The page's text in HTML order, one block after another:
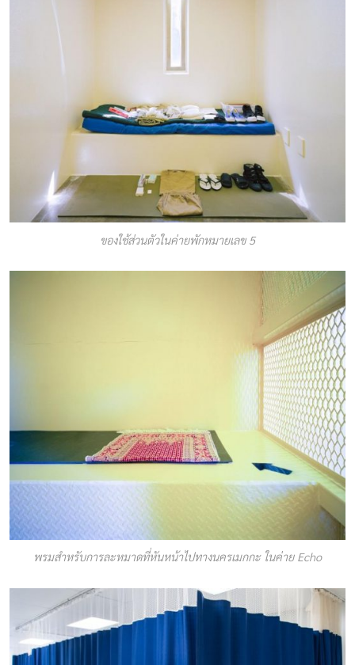
ของใช้ส่วนตัวในค่ายพักหมายเลข 5
พรมสำหรับการละหมาดที่หันหน้าไปทางนครเมกกะ ในค่าย Echo